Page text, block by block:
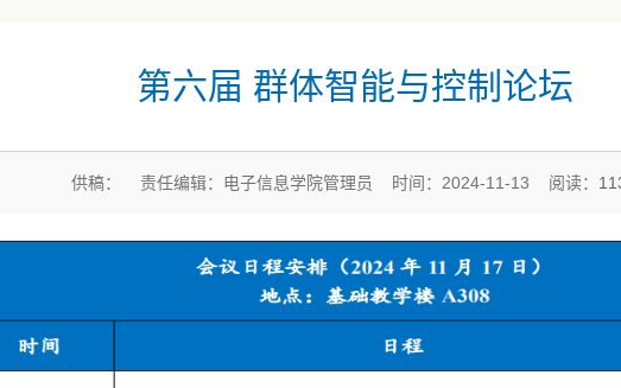
第六届 群体智能与控制论坛
供稿： 责任编辑：电子信息学院管理员 时间：2024-11-13 阅读：